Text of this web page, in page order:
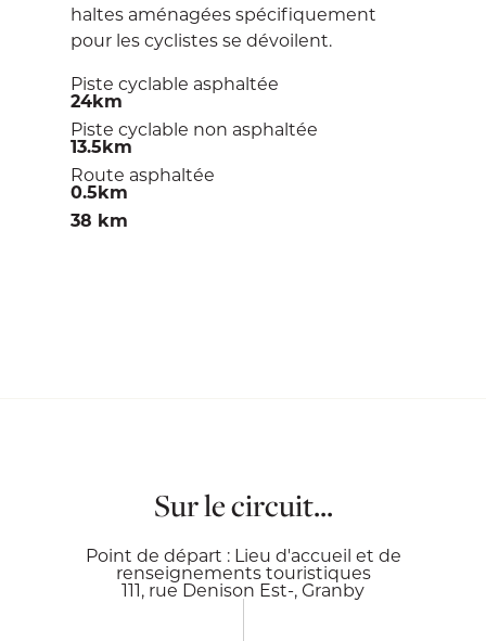
haltes aménagées spécifiquement
pour les cyclistes se dévoilent.
Piste cyclable asphaltée
24km
Piste cyclable non asphaltée
13.5km
Route asphaltée
0.5km
38 km
Sur le circuit...
Point de départ : Lieu d'accueil et de
renseignements touristiques
111, rue Denison Est-, Granby